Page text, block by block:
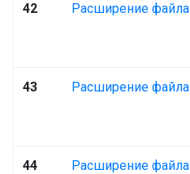
42 Расширение файла
43 Расширение файла
44 Расширение файла